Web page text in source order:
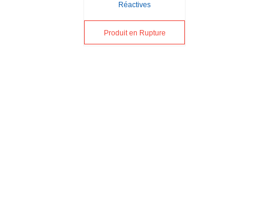
Réactives
Produit en Rupture